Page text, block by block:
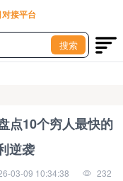
接平台
搜索
点10个穷人最快的
逆袭
03-09 10:34:38 232